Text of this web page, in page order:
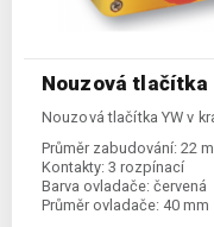
Nouzová tlačítka
Nouzová tlačítka YW v
Průměr zabudování: 22
Kontakty: 3 rozpínací
Barva ovladače: červená
Průměr ovladače: 40 mm